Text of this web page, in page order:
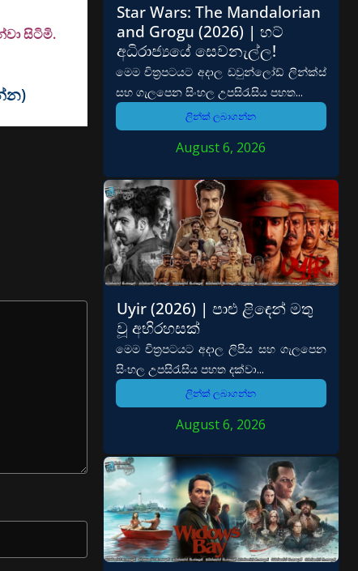
සිටිමි.
Star Wars: The Mandalorian
and Grogu (2026) | හට්
අධිරාජ්‍යයේ සෙවනැල්ල!
මෙම චිත්‍රපටයට අදාල ඩවුන්ලෝඩ් ලින්ක්ස්
සහ ගැලපෙන සිංහල උපසිරැසිය පහත...
ලින්ක් ලබාගන්න
August 6, 2026
Uyir (2026) | පාළු ළිඳෙන් මතු
වූ අභිරහසක්
මෙම චිත්‍රපටයට අදාල ලිපිය සහ ගැලපෙන
සිංහල උපසිරැසිය පහත දක්වා...
ලින්ක් ලබාගන්න
August 6, 2026